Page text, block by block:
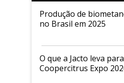
Produção de
no Brasil em 2025
O que a Jacto leva
Coopercitrus Expo